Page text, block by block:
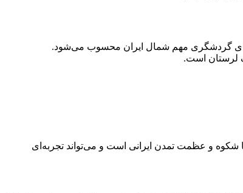
گردشگری مهم شمال ایران محسوب می‌شود.
با شکوه و عظمت تمدن ایرانی است و می‌تواند تجربه‌ای